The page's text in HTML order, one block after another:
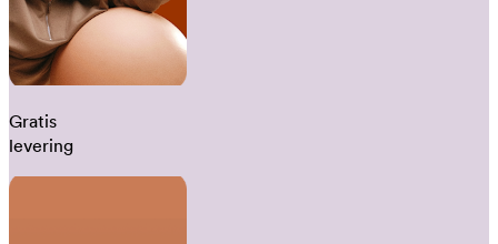
Gratis
levering